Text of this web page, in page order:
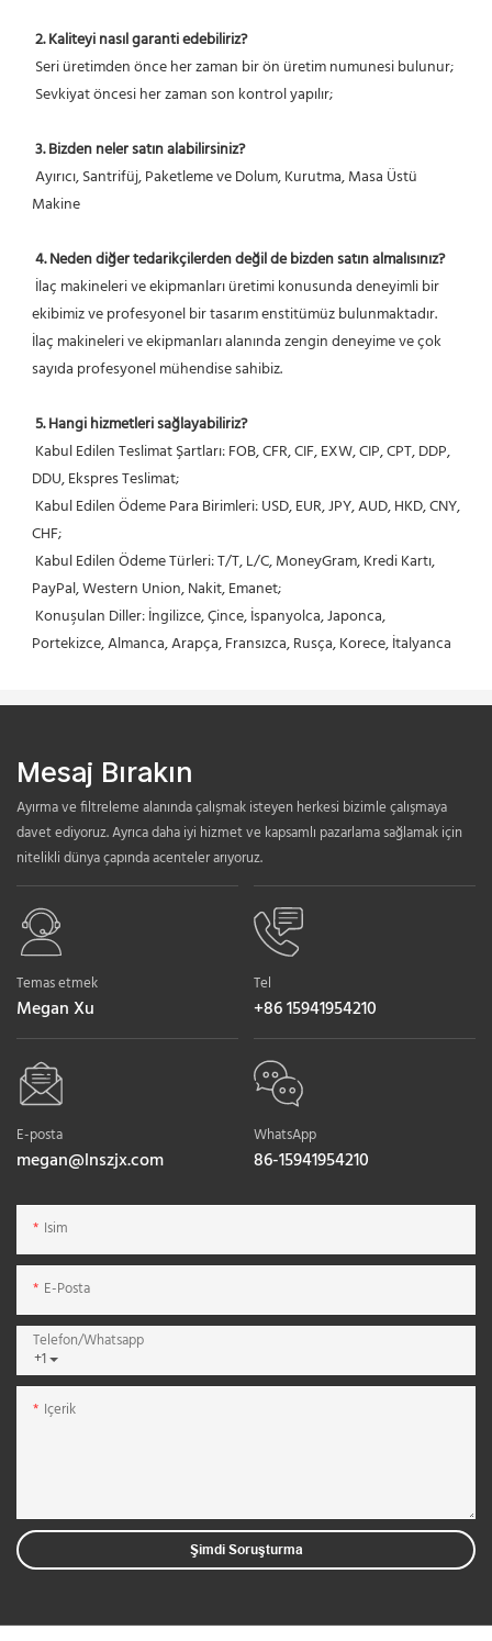
2. Kaliteyi nasıl garanti edebiliriz?
Seri üretimden önce her zaman bir ön üretim numunesi bulunur;
Sevkiyat öncesi her zaman son kontrol yapılır;
3. Bizden neler satın alabilirsiniz?
Makine
4. Neden diğer tedarikçilerden değil de bizden satın almalısınız?
ekibimiz ve profesyonel bir tasarım enstitümüz bulunmaktadır.
İlaç makineleri ve ekipmanları alanında zengin deneyime ve çok
sayıda profesyonel mühendise sahibiz.
5. Hangi hizmetleri sağlayabiliriz?
DDU, Ekspres Teslimat;
CHF;
PayPal, Western Union, Nakit, Emanet;
Portekizce, Almanca, Arapça, Fransızca, Rusça, Korece, İtalyanca
Mesaj Bırakın
Ayırma ve filtreleme alanında çalışmak isteyen herkesi bizimle çalışmaya
davet ediyoruz. Ayrıca daha iyi hizmet ve kapsamlı pazarlama sağlamak için
nitelikli dünya çapında acenteler arıyoruz.
Temas etmek
Megan Xu
Tel
+86 15941954210
E-posta
megan@lnszjx.com
WhatsApp
86-15941954210
Isim
E-Posta
+1
Telefon/whatsapp
Içerik
Şimdi Soruşturma